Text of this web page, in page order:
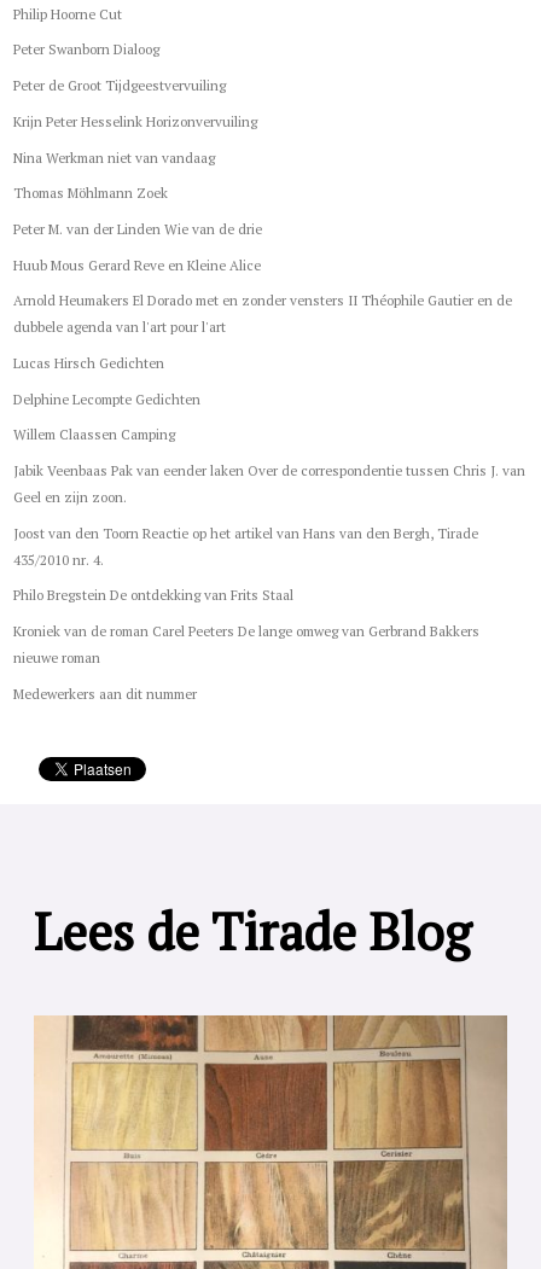
Philip Hoorne Cut
Peter Swanborn Dialoog
Peter de Groot Tijdgeestvervuiling
Krijn Peter Hesselink Horizonvervuiling
Nina Werkman niet van vandaag
Thomas Möhlmann Zoek
Peter M. van der Linden Wie van de drie
Huub Mous Gerard Reve en Kleine Alice
Arnold Heumakers El Dorado met en zonder vensters II Théophile Gautier en de
dubbele agenda van l'art pour l'art
Lucas Hirsch Gedichten
Delphine Lecompte Gedichten
Willem Claassen Camping
Jabik Veenbaas Pak van eender laken Over de correspondentie tussen Chris J. van
Geel en zijn zoon.
Joost van den Toorn Reactie op het artikel van Hans van den Bergh, Tirade
435/2010 nr. 4.
Philo Bregstein De ontdekking van Frits Staal
Kroniek van de roman Carel Peeters De lange omweg van Gerbrand Bakkers
nieuwe roman
Medewerkers aan dit nummer
Lees de Tirade Blog